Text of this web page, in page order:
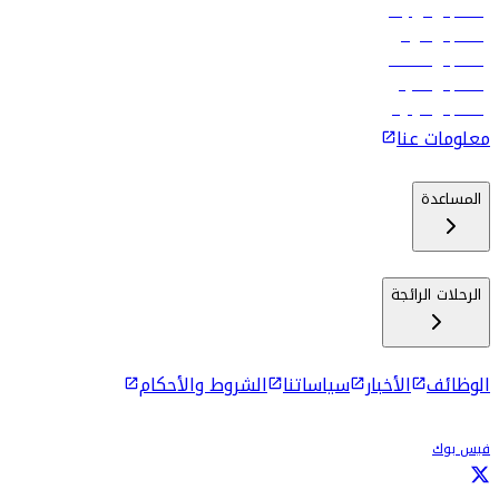
رحلات إلى تبيليسي
رحلات إلى الرياض
رحلات إلى مسقط
رحلات إلى ماليه
رحلات إلى كولومبو
معلومات عنا
المساعدة
الرحلات الرائجة
الوظائف الأخبار سياساتنا الشروط والأحكام
فيس بوك